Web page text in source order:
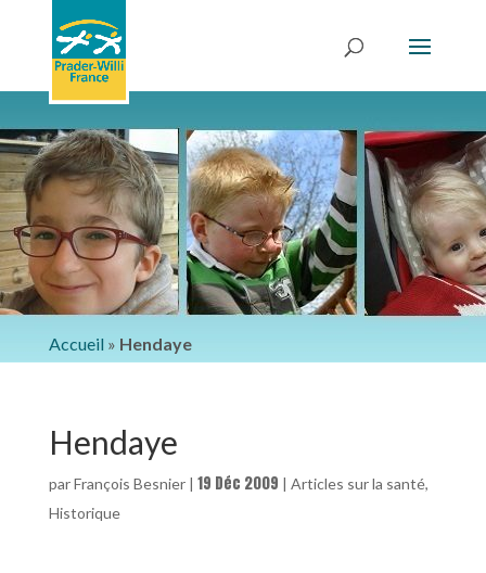
Accueil » Hendaye
Hendaye
parFrançois Besnier| 19 Déc 2009 | Articles sur la santé,
Historique